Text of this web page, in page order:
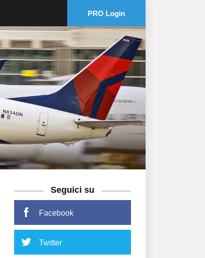
PRO Login
Seguici su
Facebook
Twitter